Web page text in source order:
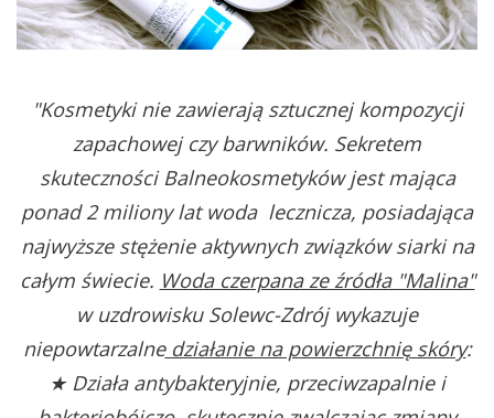
"Kosmetyki nie zawierają sztucznej kompozycji
zapachowej czy barwników. Sekretem
skuteczności Balneokosmetyków jest mająca
ponad 2 miliony lat woda lecznicza, posiadająca
najwyższe stężenie aktywnych związków siarki na
całym świecie. Woda czerpana ze źródła "Malina"
w uzdrowisku Solewc-Zdrój wykazuje
niepowtarzalnedziałanie na powierzchnię skóry:
★ Działa antybakteryjnie, przeciwzapalnie i